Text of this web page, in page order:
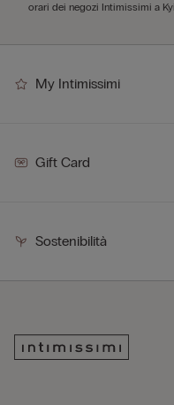
orari dei negozi Intimissimi a
My Intimissimi
Gift Card
Sostenibilità